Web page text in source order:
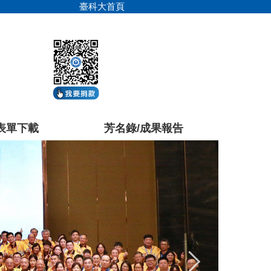
臺科大首頁
單下載 芳名錄/成果報告